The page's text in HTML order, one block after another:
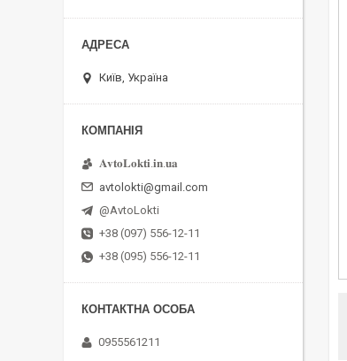
Київ, Україна
𝐀𝐯𝐭𝐨𝐋𝐨𝐤𝐭𝐢.𝐢𝐧.𝐮𝐚
avtolokti@gmail.com
@AvtoLokti
+38 (097) 556-12-11
+38 (095) 556-12-11
0955561211